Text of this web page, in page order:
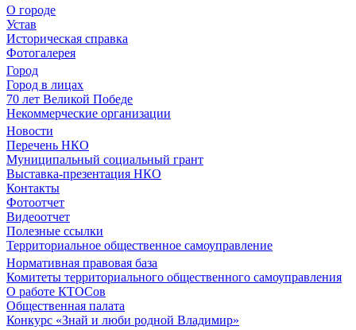
О городе
Устав
Историческая справка
Фотогалерея
Город
Город в лицах
70 лет Великой Победе
Некоммерческие организации
Новости
Перечень НКО
Муниципальный социальный грант
Выставка-презентация НКО
Контакты
Фотоотчет
Видеоотчет
Полезные ссылки
Территориальное общественное самоуправление
Нормативная правовая база
Комитеты территориального общественного самоуправления
О работе КТОСов
Общественная палата
Конкурс «Знай и люби родной Владимир»